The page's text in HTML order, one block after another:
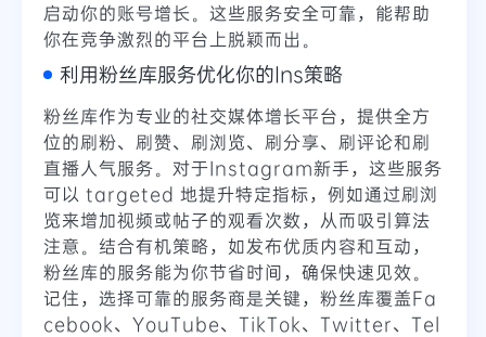
启动你的账号增长。这些服务安全可靠，能帮助
你在竞争激烈的平台上脱颖而出。
利用粉丝库服务优化你的Ins策略
粉丝库作为专业的社交媒体增长平台，提供全方
位的刷粉、刷赞、刷浏览、刷分享、刷评论和刷
直播人气服务。对于Instagram新手，这些服务
可以 targeted 地提升特定指标，例如通过刷浏
览来增加视频或帖子的观看次数，从而吸引算法
注意。结合有机策略，如发布优质内容和互动，
粉丝库的服务能为你节省时间，确保快速见效。
记住，选择可靠的服务商是关键，粉丝库覆盖Fa
cebook、YouTube、TikTok、Twitter、Tel